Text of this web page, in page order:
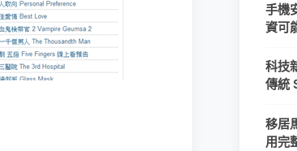
手機
資可
科技
傳統
移居
用完